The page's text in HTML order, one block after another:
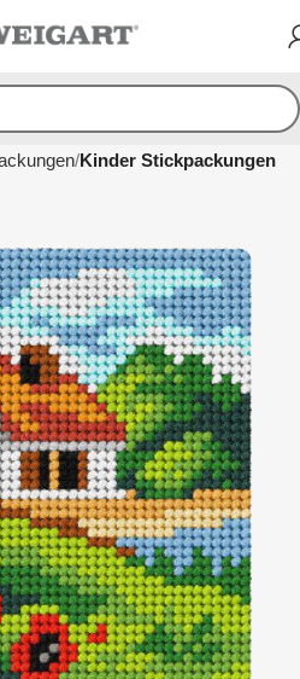
Kinder Stickpackungen